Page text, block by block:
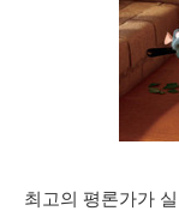
최고의 평론가가